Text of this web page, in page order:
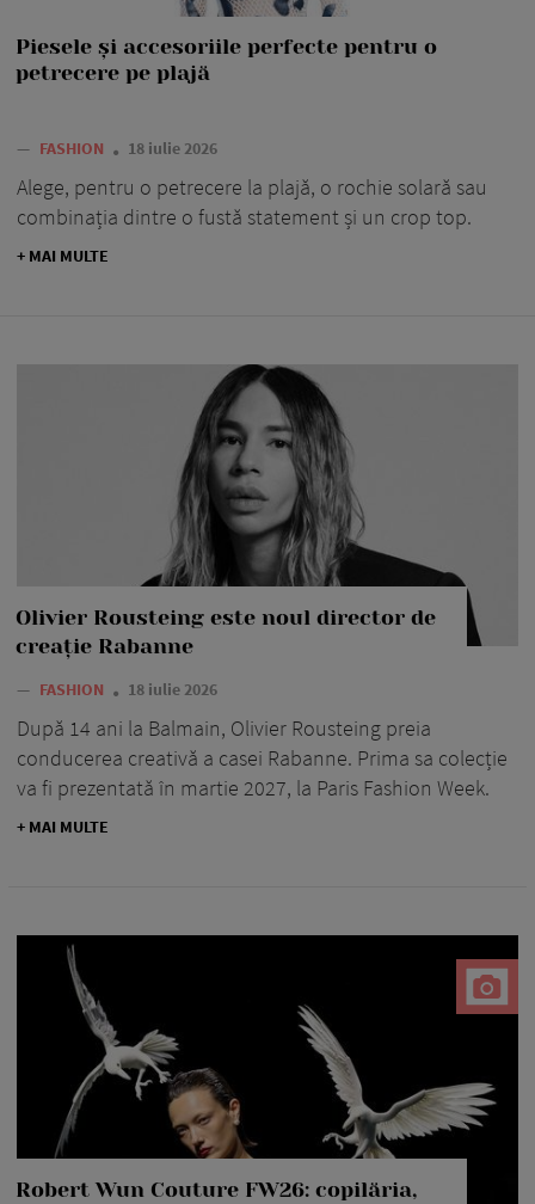
Piesele și accesoriile perfecte pentru o
petrecere pe plajă
— FASHION 18 iulie 2026
Alege, pentru o petrecere la plajă, o rochie solară sau
combinația dintre o fustă statement și un crop top.
+ MAI MULTE
Olivier Rousteing este noul director de
creație Rabanne
— FASHION 18 iulie 2026
După 14 ani la Balmain, Olivier Rousteing preia
conducerea creativă a casei Rabanne. Prima sa colecție
va fi prezentată în martie 2027, la Paris Fashion Week.
+ MAI MULTE
Robert Wun Couture FW26: copilăria,